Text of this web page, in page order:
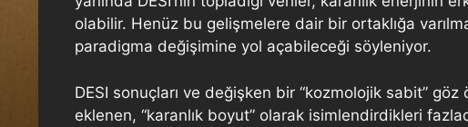
olabilir. Henüz bu gelişmelere dair bir ortaklığa
paradigma değişimine yol açabileceği söyleniyor.
DESI sonuçları ve değişken bir “kozmolojik sabit”
eklenen, “karanlık boyut” olarak isimlendirdikleri